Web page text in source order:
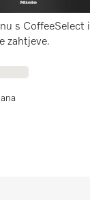
s CoffeeSelect i
zahtjeve.